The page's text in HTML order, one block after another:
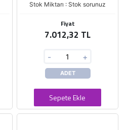
Stok Miktarı : Stok sorunuz
Fiyat
7.012,32 TL
- +
ADET
Sepete Ekle